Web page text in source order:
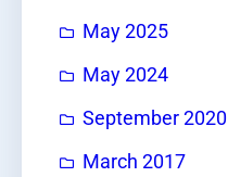
May 2025
May 2024
September 2020
March 2017